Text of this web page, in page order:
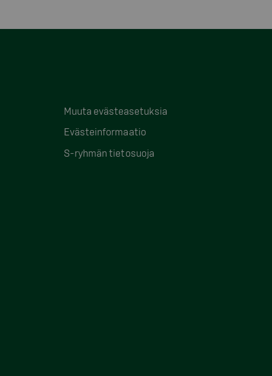
Muuta evästeasetuksia
Evästeinformaatio
S-ryhmän tietosuoja